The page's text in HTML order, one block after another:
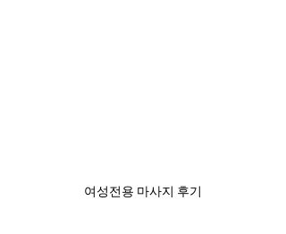
여성전용 마사지 후기